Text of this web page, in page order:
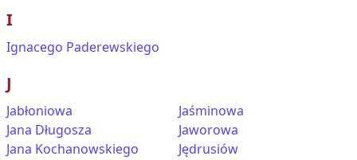
I
Ignacego Paderewskiego
J
Jabłoniowa
Jana Długosza
Jana Kochanowskiego
Jaśminowa
Jaworowa
Jędrusiów